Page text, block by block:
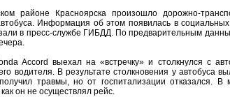
районе Красноярска произошло дорожно-
Информация об этом появилась в
в пресс-службе ГИБДД. По предварительным
Accord выехал на «встречку» и столкнулся с
водителя. В результате столкновения у автобуса
травмы, но от госпитализации отказался. В
он не осуществлял рейс.